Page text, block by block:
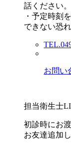
話ください。
・予定時刻
できない恐
お問い
担当衛生士
初診時にお
お友達追加